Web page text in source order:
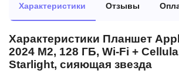
Характеристики Отзывы
Характеристики Планшет
2024 M2, 128 ГБ, Wi-Fi +
Starlight, сияющая звезда